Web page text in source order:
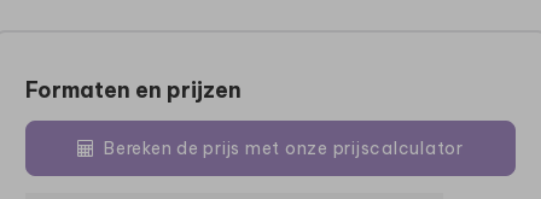
Formaten en prijzen
Bereken de prijs met onze prijscalculator